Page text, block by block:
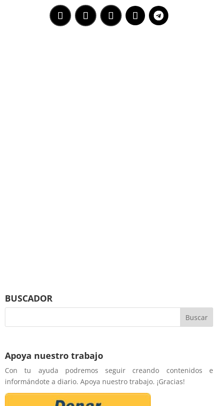
BUSCADOR
Apoya nuestro trabajo
Con tu ayuda podremos seguir creando contenidos e
informándote a diario. Apoya nuestro trabajo. ¡Gracias!